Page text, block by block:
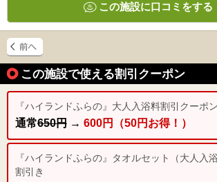
この施設に口コミをする
この施設で使える割引クーポン
『ハイランドふらの』大人入浴料割引クーポン
通常650円 → 600円（50円お得！）
『ハイランドふらの』タオルセット（大人入
割引き